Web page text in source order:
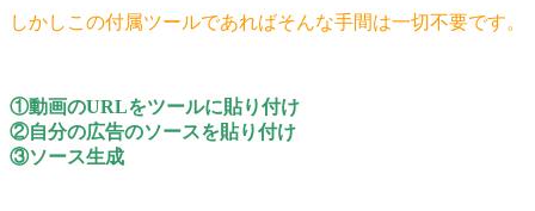
しかしこの付属ツールであればそんな手間は一切不要です。
①動画のURLをツールに貼り付け
②自分の広告のソースを貼り付け
③ソース生成